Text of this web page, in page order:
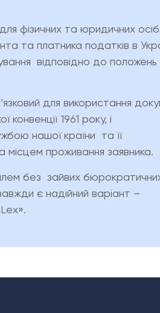
фізичних та юридичних
та платника податків в
відповідно до положень
для використання
1961 року, і
нашої країни та її
місцем проживання заявника.
без зайвих
є надійний варіант –